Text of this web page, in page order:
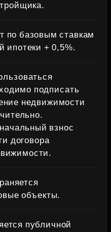
по базовым ставкам
ипотеки + 0,5%.
подписать
недвижимости
взнос
договора
объекты.
публичной